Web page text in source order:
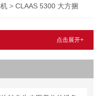
> CLAAS 5300 大方捆
点击展开+